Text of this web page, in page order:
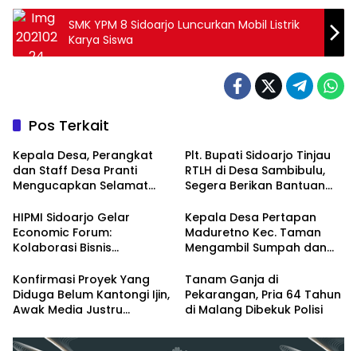
SMK YPM 8 Sidoarjo Luncurkan Mobil Listrik
Karya Siswa
Pos Terkait
Kepala Desa, Perangkat
dan Staff Desa Pranti
Mengucapkan Selamat
Baru 2025
Plt. Bupati Sidoarjo Tinjau
RTLH di Desa Sambibulu,
Segera Berikan Bantuan
HIPMI Sidoarjo Gelar
Economic Forum:
Kolaborasi Bisnis
Baru
Kepala Desa Pertapan
Maduretno Kec. Taman
Mengambil Sumpah dan
Konfirmasi Proyek Yang
Diduga Belum Kantongi Ijin,
Awak Media Justru
Pembangunan
Tanam Ganja di
Pekarangan, Pria 64 Tahun
di Malang Dibekuk Polisi